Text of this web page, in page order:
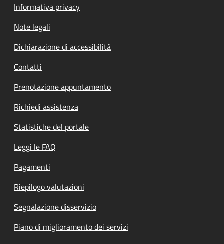
Informativa privacy
Note legali
Dichiarazione di accessibilità
Contatti
Prenotazione appuntamento
Richiedi assistenza
Statistiche del portale
Leggi le FAQ
Pagamenti
Riepilogo valutazioni
Segnalazione disservizio
Piano di miglioramento dei servizi